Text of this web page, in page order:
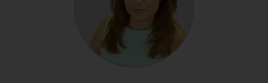
relationship with body mass index: a pilot study. Ecol Food
Tandon, P. S., Wright, J., Zhou, C., Rogers, C. B. & Christakis,
D. A. 2010. Nutrition menu labeling may lead to lower-calorie